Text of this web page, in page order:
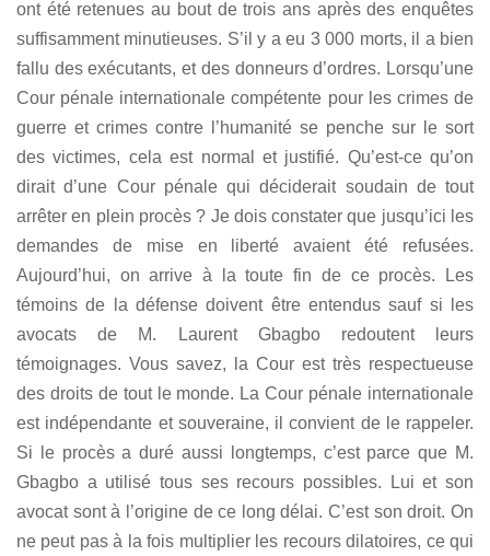
ont été retenues au bout de trois ans après des enquêtes
suffisamment minutieuses. S’il y a eu 3 000 morts, il a bien
fallu des exécutants, et des donneurs d’ordres. Lorsqu’une
Cour pénale internationale compétente pour les crimes de
guerre et crimes contre l’humanité se penche sur le sort
des victimes, cela est normal et justifié. Qu’est-ce qu’on
dirait d’une Cour pénale qui déciderait soudain de tout
arrêter en plein procès ? Je dois constater que jusqu’ici les
demandes de mise en liberté avaient été refusées.
Aujourd’hui, on arrive à la toute fin de ce procès. Les
témoins de la défense doivent être entendus sauf si les
avocats de M. Laurent Gbagbo redoutent leurs
témoignages. Vous savez, la Cour est très respectueuse
des droits de tout le monde. La Cour pénale internationale
est indépendante et souveraine, il convient de le rappeler.
Si le procès a duré aussi longtemps, c’est parce que M.
Gbagbo a utilisé tous ses recours possibles. Lui et son
avocat sont à l’origine de ce long délai. C’est son droit. On
ne peut pas à la fois multiplier les recours dilatoires, ce qui